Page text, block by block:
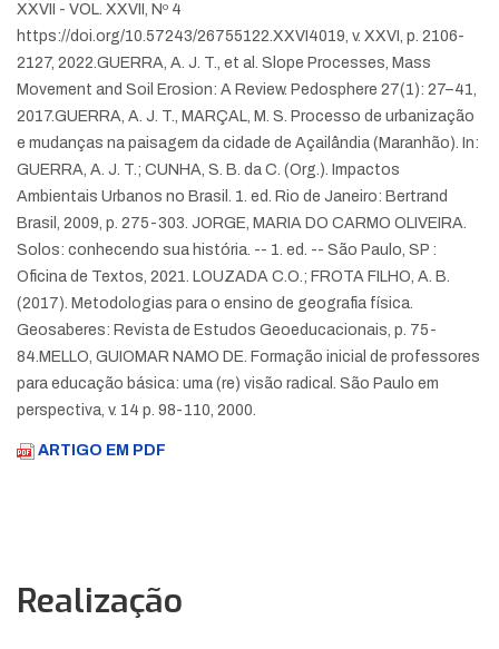
XXVII - VOL. XXVII, Nº 4
https://doi.org/10.57243/26755122.XXVI4019, v. XXVI, p. 2106-
2127, 2022.GUERRA, A. J. T., et al. Slope Processes, Mass
Movement and Soil Erosion: A Review. Pedosphere 27(1): 27–41,
2017.GUERRA, A. J. T., MARÇAL, M. S. Processo de urbanização
e mudanças na paisagem da cidade de Açailândia (Maranhão). In:
GUERRA, A. J. T.; CUNHA, S. B. da C. (Org.). Impactos
Ambientais Urbanos no Brasil. 1. ed. Rio de Janeiro: Bertrand
Brasil, 2009, p. 275-303. JORGE, MARIA DO CARMO OLIVEIRA.
Solos: conhecendo sua história. -- 1. ed. -- São Paulo, SP :
Oficina de Textos, 2021. LOUZADA C.O.; FROTA FILHO, A. B.
(2017). Metodologias para o ensino de geografia física.
Geosaberes: Revista de Estudos Geoeducacionais, p. 75-
84. MELLO, GUIOMAR NAMO DE. Formação inicial de professores
para educação básica: uma (re) visão radical. São Paulo em
perspectiva, v. 14 p. 98-110, 2000.
ARTIGO EM PDF
Realização